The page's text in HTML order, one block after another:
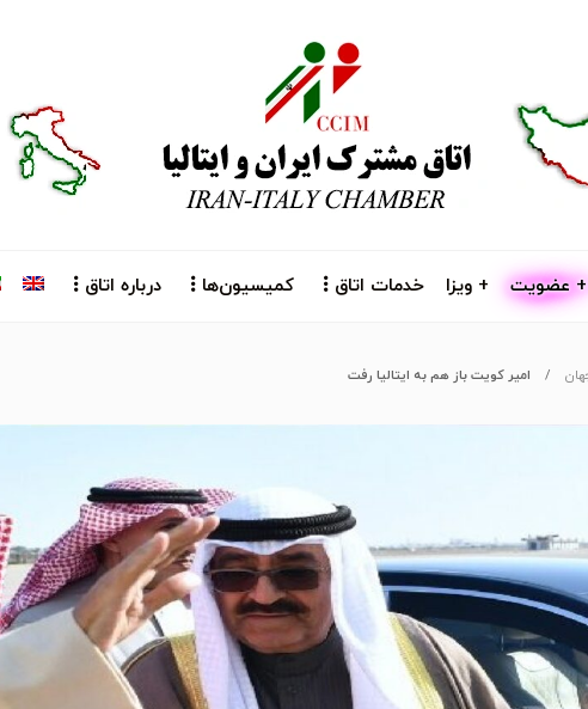
+ عضویت + ویزا خدمات اتاق کمیسیون‌ها درباره اتاق
امیر کویت باز هم به ایتالیا رفت